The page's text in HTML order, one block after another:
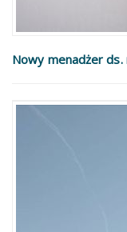
Nowy menadżer ds.